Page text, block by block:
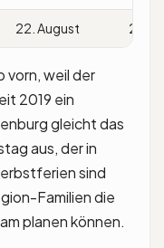
22. August 22.
vorn, weil der
2019 ein
gleicht das
aus, der in
sind
Familien die
planen können.